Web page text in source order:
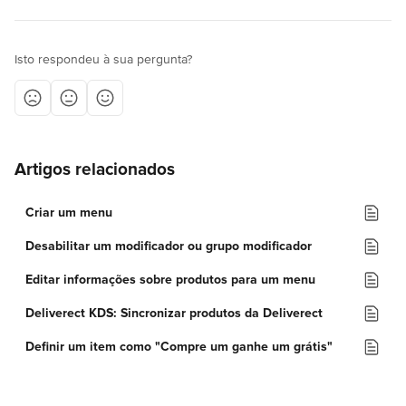
Isto respondeu à sua pergunta?
Artigos relacionados
Criar um menu
Desabilitar um modificador ou grupo modificador
Editar informações sobre produtos para um menu
Deliverect KDS: Sincronizar produtos da Deliverect
Definir um item como "Compre um ganhe um grátis"